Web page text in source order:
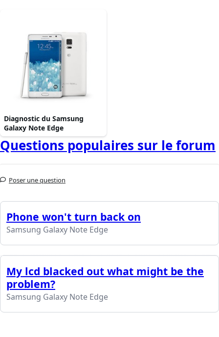
Diagnostic du Samsung
Galaxy Note Edge
Questions populaires sur le forum
Poser une question
Phone won't turn back on
Samsung Galaxy Note Edge
My lcd blacked out what might be the
problem?
Samsung Galaxy Note Edge